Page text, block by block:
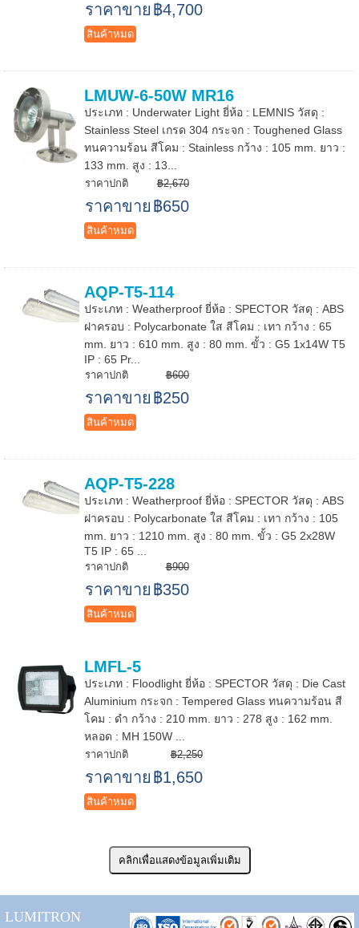
ราคาขาย ฿4,700
สินค้าหมด
LMUW-6-50W MR16
ประเภท : Underwater Light ยี่ห้อ : LEMNIS วัสดุ :
Stainless Steel เกรด 304 กระจก : Toughened Glass
ทนความร้อน สีโคม : Stainless กว้าง : 105 mm. ยาว :
133 mm. สูง : 13...
ราคาปกติ ฿2,670
ราคาขาย ฿650
สินค้าหมด
AQP-T5-114
ประเภท : Weatherproof ยี่ห้อ : SPECTOR วัสดุ : ABS
ฝาครอบ : Polycarbonate ใส สีโคม : เทา กว้าง : 65
mm. ยาว : 610 mm. สูง : 80 mm. ขั้ว : G5 1x14W T5
IP : 65 Pr...
ราคาปกติ ฿600
ราคาขาย ฿250
สินค้าหมด
AQP-T5-228
ประเภท : Weatherproof ยี่ห้อ : SPECTOR วัสดุ : ABS
ฝาครอบ : Polycarbonate ใส สีโคม : เทา กว้าง : 105
mm. ยาว : 1210 mm. สูง : 80 mm. ขั้ว : G5 2x28W
T5 IP : 65 ...
ราคาปกติ ฿900
ราคาขาย ฿350
สินค้าหมด
LMFL-5
ประเภท : Floodlight ยี่ห้อ : SPECTOR วัสดุ : Die Cast
Aluminium กระจก : Tempered Glass ทนความร้อน สี
โคม : ดำ กว้าง : 210 mm. ยาว : 278 สูง : 162 mm.
หลอด : MH 150W ...
ราคาปกติ ฿2,250
ราคาขาย ฿1,650
สินค้าหมด
LUMITRON